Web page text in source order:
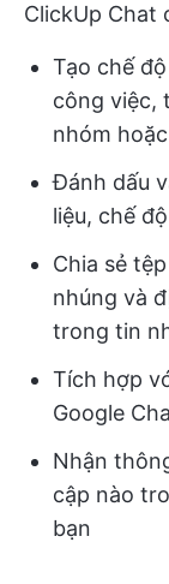
ClickUp Chat
Tạo chế
công việc,
nhóm
Đánh dấu
liệu, chế
Chia sẻ
nhúng và
trong tin
Tích hợp
Google
Nhận
cập nào
bạn